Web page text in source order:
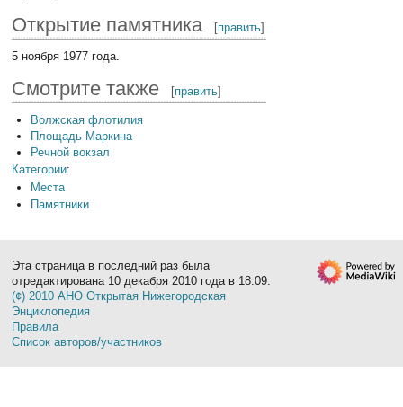
Открытие памятника [править]
5 ноября 1977 года.
Смотрите также [править]
Волжская флотилия
Площадь Маркина
Речной вокзал
Категории:
Места
Памятники
Эта страница в последний раз была
отредактирована 10 декабря 2010 года в 18:09.
(¢) 2010 АНО Открытая Нижегородская
Энциклопедия
Правила
Список авторов/участников